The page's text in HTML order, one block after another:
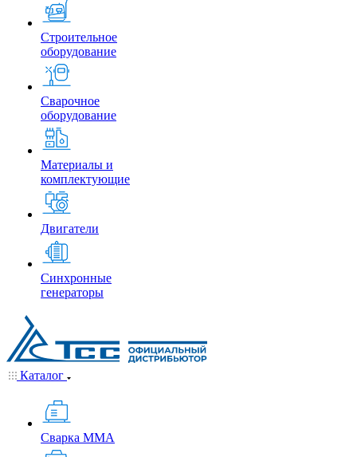
Строительное
оборудование
Сварочное
оборудование
Материалы и
комплектующие
Двигатели
Синхронные
генераторы
Каталог
Сварка MMA